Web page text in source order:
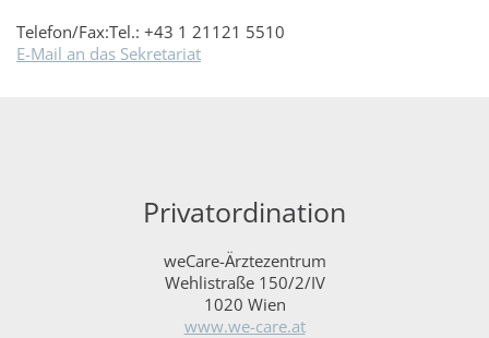
Telefon/Fax:Tel.: +43 1 21121 5510
E-Mail an das Sekretariat
Privatordination
weCare-Ärztezentrum
Wehlistraße 150/2/IV
1020 Wien
www.we-care.at